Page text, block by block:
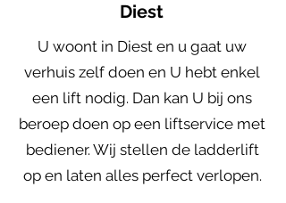
Diest
U woont in Diest en u gaat uw
verhuis zelf doen en U hebt enkel
een lift nodig. Dan kan U bij ons
beroep doen op een liftservice met
bediener. Wij stellen de ladderlift
op en laten alles perfect verlopen.